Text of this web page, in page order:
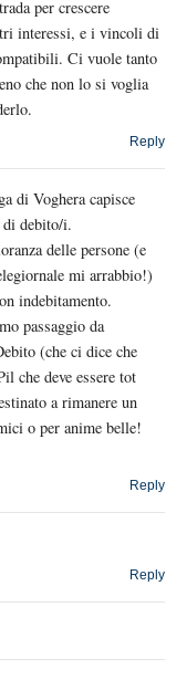
per crescere
interessi, e i vincoli di
Ci vuole tanto
che non lo si voglia
Reply
di Voghera capisce
di debito/i.
delle persone (e
mi arrabbio!)
indebitamento.
passaggio da
(che ci dice che
che deve essere tot
a rimanere un
o per anime belle!
Reply
Reply